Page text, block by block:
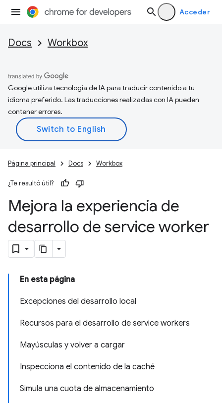
Acceder
Docs Workbox
Google utiliza tecnología de IA para traducir contenido a tu
idioma preferido. Las traducciones realizadas con IA pueden
contener errores.
Página principal Docs Workbox
¿Te resultó útil?
Mejora la experiencia de
desarrollo de service worker
En esta página
Excepciones del desarrollo local
Recursos para el desarrollo de service workers
Mayúsculas y volver a cargar
Inspecciona el contenido de la caché
Simula una cuota de almacenamiento